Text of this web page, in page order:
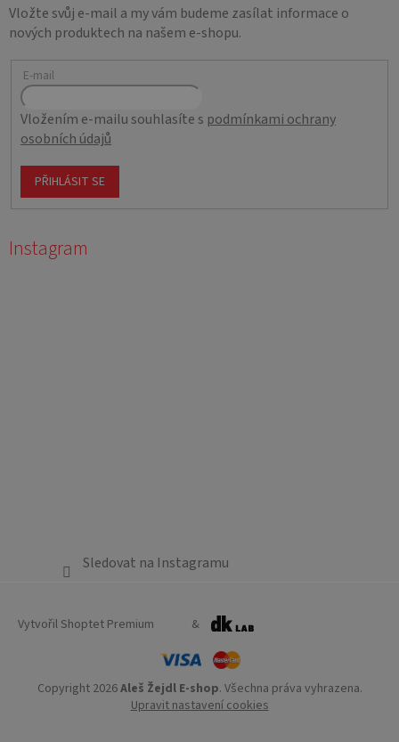
Vložte svůj e-mail a my vám budeme zasílat informace o
nových produktech na našem e-shopu.
E-mail
Vložením e-mailu souhlasíte s podmínkami ochrany
osobních údajů
PŘIHLÁSIT SE
Instagram
Sledovat na Instagramu
Vytvořil Shoptet Premium &
Copyright 2026Aleš Žejdl E-shop. Všechna práva vyhrazena.
Upravit nastavení cookies